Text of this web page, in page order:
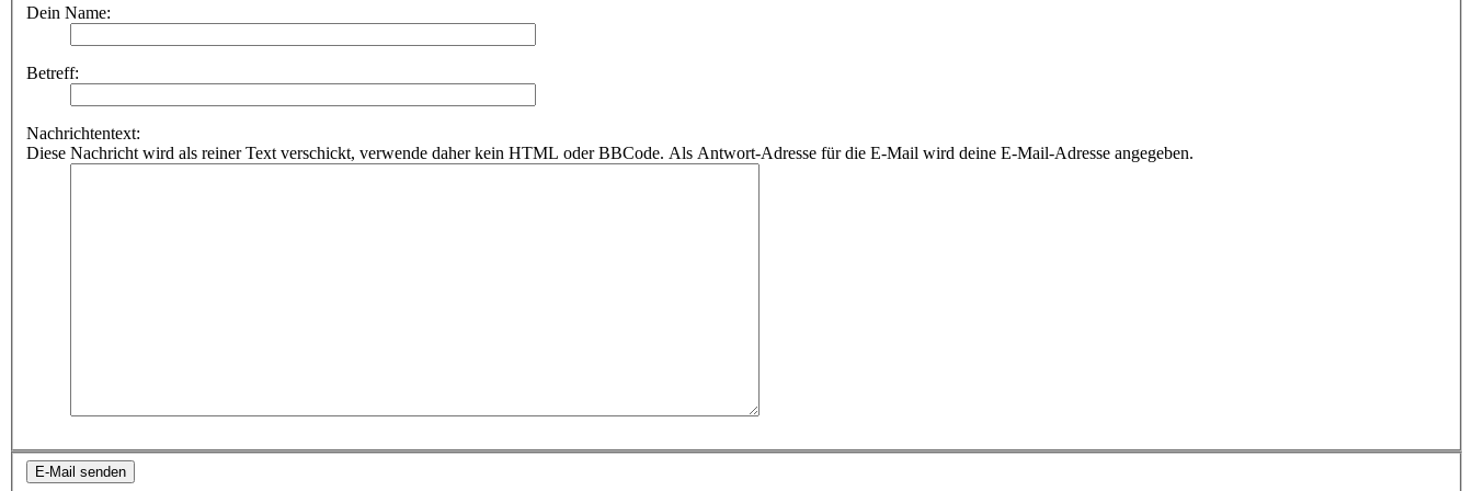
Dein Name:
Betreff:
Nachrichtentext:
Diese Nachricht wird als reiner Text verschickt, verwende daher kein HTML oder BBCode. Als Antwort-Adresse für die E-Mail wird deine E-Mail-Adresse angegeben.